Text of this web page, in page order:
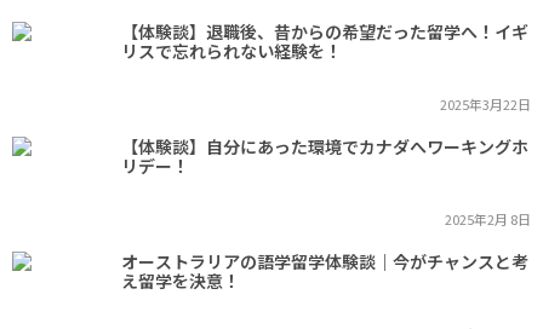
【体験談】退職後、昔からの希望だった留学へ！イギ
リスで忘れられない経験を！
2025年3月22日
【体験談】自分にあった環境でカナダへワーキングホ
リデー！
2025年2月 8日
オーストラリアの語学留学体験談｜今がチャンスと考
え留学を決意！